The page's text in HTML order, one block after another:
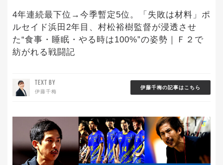
4年連続最下位→今季暫定5位。「失敗は材料」ポ
ルセイド浜田2年目、村松裕樹監督が浸透させ
た“食事・睡眠・やる時は100%”の姿勢｜Ｆ２で
紡がれる戦闘記
TEXT BY
伊藤千梅
伊藤千梅の記事はこちら